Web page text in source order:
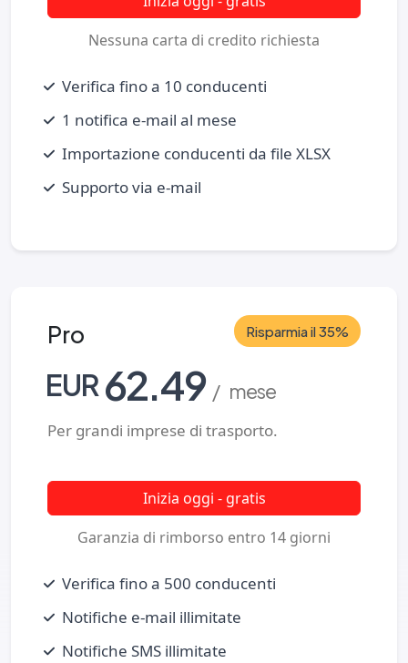
Nessuna carta di credito richiesta
Verifica fino a 10 conducenti
1 notifica e‑mail al mese
Importazione conducenti da file XLSX
Supporto via e‑mail
Pro
EUR 62.49 / mese
Risparmia il 35%
Per grandi imprese di trasporto.
Inizia oggi - gratis
Garanzia di rimborso entro 14 giorni
Verifica fino a 500 conducenti
Notifiche e‑mail illimitate
Notifiche SMS illimitate